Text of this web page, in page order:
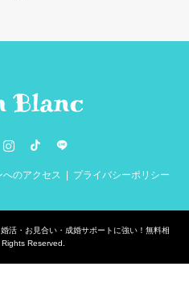
のアクセス プライバシーポリシー
活・お見合い・成婚サポートに強い！無料相
Rights Reserved.